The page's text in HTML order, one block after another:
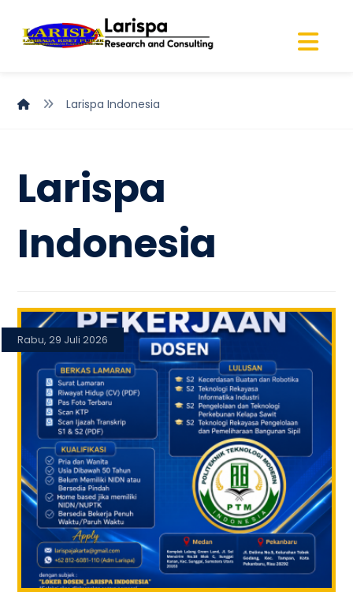
Larispa Indonesia
Larispa
Indonesia
Rabu, 29 Juli 2026